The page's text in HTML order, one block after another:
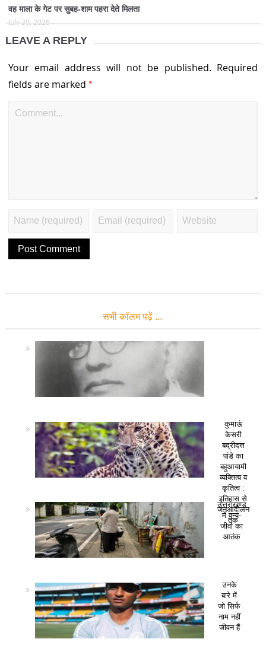
वह माला के गेट पर सुबह-शाम पहरा देते मिलता
July 30, 2026
LEAVE A REPLY
Your email address will not be published. Required
fields are marked *
सभी कॉलम पढ़ें …
कुमाऊं
केसरी
बद्रीदत्त
पांडे का
बहुआयामी
व्यक्तित्व व
कृतित्व :
इतिहास से
जनआंदोलन
तक
उत्तराखण्ड
में वन्य-
जीवों का
आतंक
उनके
बारे में
जो सिर्फ
नाम नहीं
जीवन हैं